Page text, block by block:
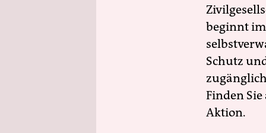
beginnt
Schutz
Finden
Aktion.